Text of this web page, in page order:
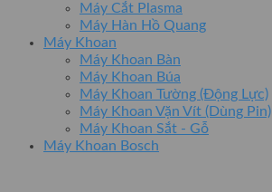
Máy Cắt Plasma
Máy Hàn Hồ Quang
Máy Khoan
Máy Khoan Bàn
Máy Khoan Búa
Máy Khoan Tường (Động Lực)
Máy Khoan Vặn Vít (Dùng Pin)
Máy Khoan Sắt - Gỗ
Máy Khoan Bosch